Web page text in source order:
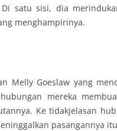
satu sisi, dia
menghampirinya.
Melly Goeslaw yang
mereka
Ke tidakjelasan
pasangannya